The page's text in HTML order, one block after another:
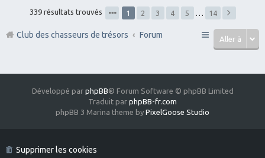
339 résultats trouvés 1 2 3 4 5 … 14
Aller à
Club des chasseurs de trésors Forum
Développé par phpBB® Forum Software © phpBB Limited
Traduit par phpBB-fr.com
phpBB 3 Marina theme by PixelGoose Studio
Supprimer les cookies